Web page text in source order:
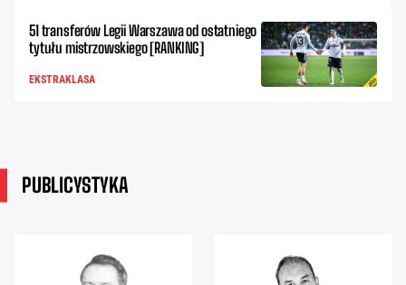
51 transferów Legii Warszawa od ostatniego
tytułu mistrzowskiego [RANKING]
EKSTRAKLASA
PUBLICYSTYKA